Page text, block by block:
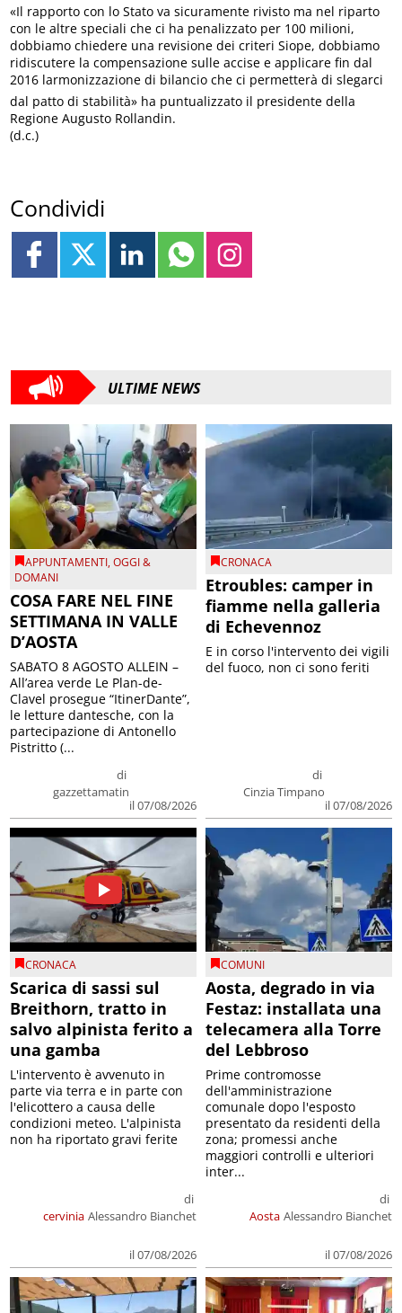
«Il rapporto con lo Stato va sicuramente rivisto ma nel riparto
con le altre speciali che ci ha penalizzato per 100 milioni,
dobbiamo chiedere una revisione dei criteri Siope, dobbiamo
ridiscutere la compensazione sulle accise e applicare fin dal
2016 larmonizzazione di bilancio che ci permetterà di slegarci
dal patto di stabilità» ha puntualizzato il presidente della
Regione Augusto Rollandin.
(d.c.)
Condividi
ULTIME NEWS
APPUNTAMENTI,OGGI &
DOMANI
COSA FARE NEL FINE
SETTIMANA IN VALLE
D’AOSTA
di
gazzettamatin
il 07/08/2026
SABATO 8 AGOSTO ALLEIN –
All’area verde Le Plan-de-
Clavel prosegue “ItinerDante”,
le letture dantesche, con la
partecipazione di Antonello
Pistritto (...
CRONACA
Etroubles: camper in
fiamme nella galleria
di Echevennoz
di
Cinzia Timpano
il 07/08/2026
E in corso l'intervento dei vigili
del fuoco, non ci sono feriti
CRONACA
Scarica di sassi sul
Breithorn, tratto in
salvo alpinista ferito a
una gamba
cervinia
di
Alessandro Bianchet
il 07/08/2026
L'intervento è avvenuto in
parte via terra e in parte con
l'elicottero a causa delle
condizioni meteo. L'alpinista
non ha riportato gravi ferite
COMUNI
Aosta, degrado in via
Festaz: installata una
telecamera alla Torre
del Lebbroso
Aosta
di
Alessandro Bianchet
il 07/08/2026
Prime contromosse
dell'amministrazione
comunale dopo l'esposto
presentato da residenti della
zona; promessi anche
maggiori controlli e ulteriori
inter...